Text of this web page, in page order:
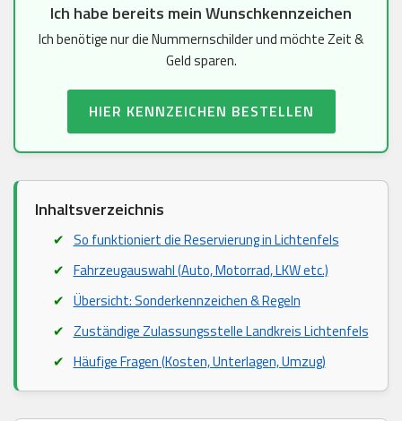
Ich habe bereits mein Wunschkennzeichen
Ich benötige nur die Nummernschilder und möchte Zeit &
Geld sparen.
HIER KENNZEICHEN BESTELLEN
Inhaltsverzeichnis
So funktioniert die Reservierung in Lichtenfels
Fahrzeugauswahl (Auto, Motorrad, LKW etc.)
Übersicht: Sonderkennzeichen & Regeln
Zuständige Zulassungsstelle Landkreis Lichtenfels
Häufige Fragen (Kosten, Unterlagen, Umzug)